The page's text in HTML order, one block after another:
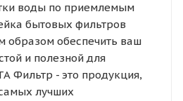
воды по приемлемым
бытовых фильтров
образом обеспечить ваш
и полезной для
Фильтр - это продукция,
лучших